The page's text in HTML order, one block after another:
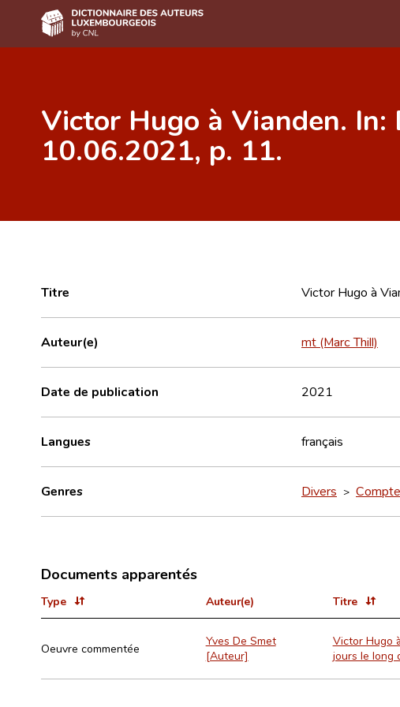
Auteur(e)s A-Z
Recherche avancée
Victor Hugo à Vianden. In:
10.06.2021, p. 11.
Titre Victor Hugo à
Auteur(e) mt (Marc Thill)
Date de publication 2021
Langues français
Genres Divers >
Documents apparentés
Type Auteur(e) Titre
Oeuvre commentée
Yves De Smet
[Auteur]
Victor Hugo
jours le long